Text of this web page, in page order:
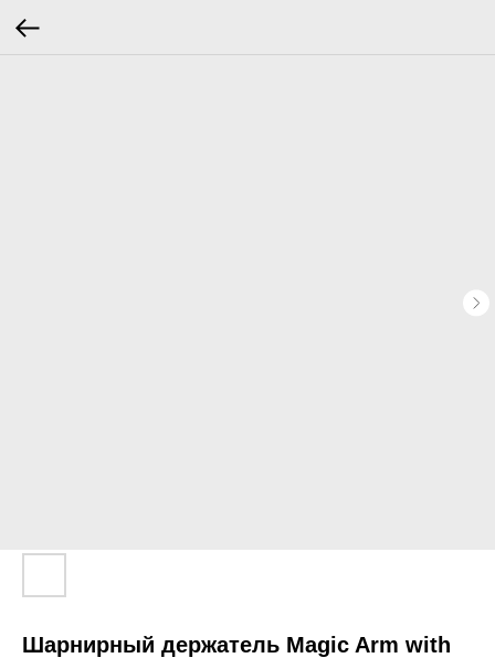
Шарнирный держатель Magic Arm with